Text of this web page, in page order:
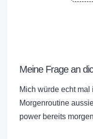
Meine Frage an
Mich würde echt
Morgenroutine
power bereits